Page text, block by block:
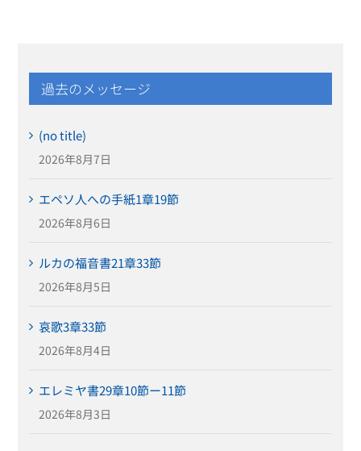
過去のメッセージ
(no title)
2026年8月7日
エペソ人への手紙1章19節
2026年8月6日
ルカの福音書21章33節
2026年8月5日
哀歌3章33節
2026年8月4日
エレミヤ書29章10節ー11節
2026年8月3日